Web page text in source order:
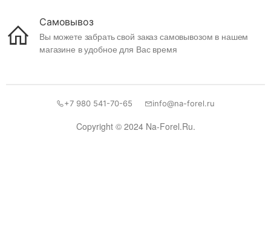
Самовывоз
Вы можете забрать свой заказ самовывозом в нашем
магазине в удобное для Вас время
Copyright © 2024 Na-Forel.Ru.
+7 980 541-70-65 info@na-forel.ru